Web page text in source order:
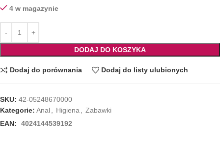
4 w magazynie
DODAJ DO KOSZYKA
Dodaj do porównania Dodaj do listy ulubionych
SKU: 42-05248670000
Kategorie: Anal Higiena
Zabawki
EAN:
4024144539192